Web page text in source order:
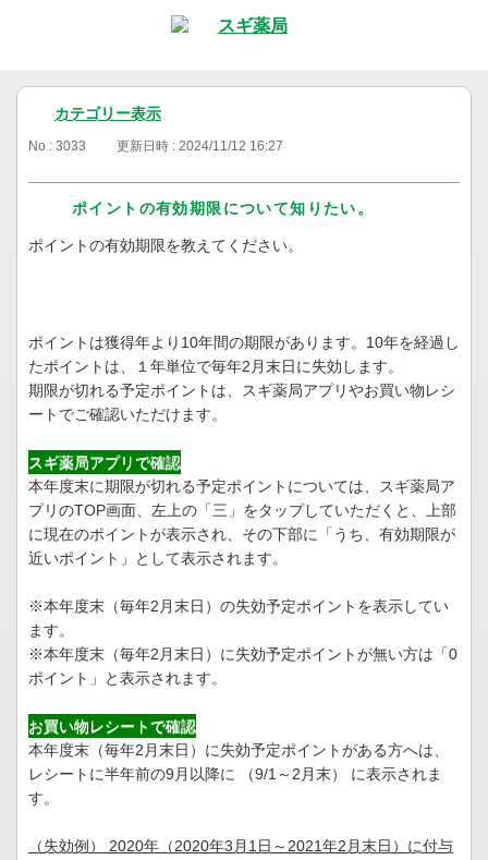
カテゴリー表示
No : 3033 更新日時 : 2024/11/12 16:27
ポイントの有効期限について知りたい。
ポイントの有効期限を教えてください。
ポイントは獲得年より10年間の期限があります。10年を経過し
たポイントは、１年単位で毎年2月末日に失効します。
期限が切れる予定ポイントは、スギ薬局アプリやお買い物レシ
ートでご確認いただけます。
スギ薬局アプリで確認
本年度末に期限が切れる予定ポイントについては、スギ薬局ア
プリのTOP画面、左上の「三」をタップしていただくと、上部
に現在のポイントが表示され、その下部に「うち、有効期限が
近いポイント」として表示されます。
※本年度末（毎年2月末日）の失効予定ポイントを表示してい
ます。
※本年度末（毎年2月末日）に失効予定ポイントが無い方は「0
ポイント」と表示されます。
お買い物レシートで確認
本年度末（毎年2月末日）に失効予定ポイントがある方へは、
レシートに半年前の9月以降に （9/1～2月末） に表示されま
す。
（失効例） 2020年（2020年3月1日～2021年2月末日）に付与